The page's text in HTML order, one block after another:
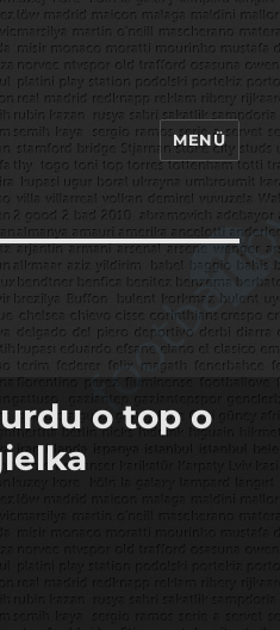
MENÜ
o top o